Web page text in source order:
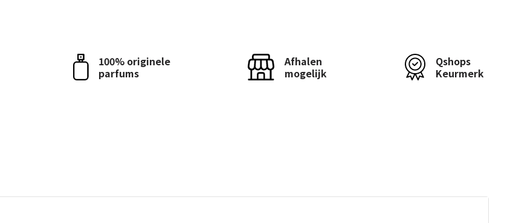
100% originele
parfums
Afhalen
mogelijk
Qshops
Keurmerk